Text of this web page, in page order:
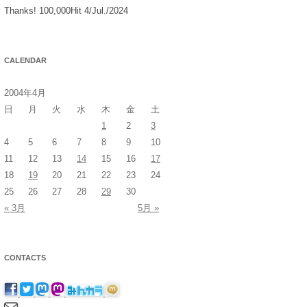
Thanks! 100,000Hit 4/Jul./2024
CALENDAR
2004年4月
日
月 火 水 木 金
土
1
2
3
4
5 6 7 8 9
10
11
12 13 14 15 16
17
18
19 20 21 22 23
24
25
26 27 28 29
30
« 3月
5月 »
CONTACTS